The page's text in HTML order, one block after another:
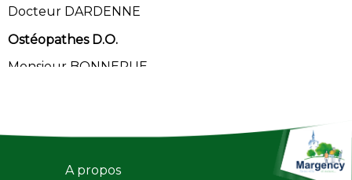
Docteur DARDENNE
Ostéopathes D.O.
Monsieur BONNERUE
Psychologues – Cliniciennes
A propos